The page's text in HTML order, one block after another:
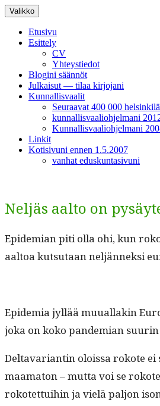
Siirry
sisältöön
Valikko
Etusivu
Esittely
CV
Yhteystiedot
Blogini säännöt
Julkaisut — tilaa kirjojani
Kunnallisvaalit
Seuraavat 400 000
kunnallisvaaliohjelmani
Kunnallisvaaliohjelmani
Linkit
Kotisivuni ennen 1.5.2007
vanhat eduskuntasivuni
Neljäs aalto on
Epi­demi­an piti olla ohi, kun
aal­toa kut­su­taan neljän­nek­si
Epi­demia jyl­lää muual­lakin
joka on koko pan­demi­an
Deltavari­antin olois­sa rokote
maam­a­ton – mut­ta voi se
rokotet­tui­hin ja vielä paljon